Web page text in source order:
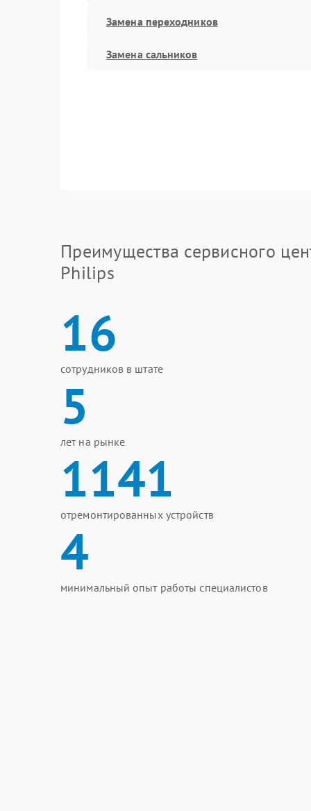
Замена переходников
Замена сальников
Преимущества сервисного
Philips
16
сотрудников в штате
5
лет на рынке
1141
отремонтированных устройств
4
минимальный опыт работы специалистов